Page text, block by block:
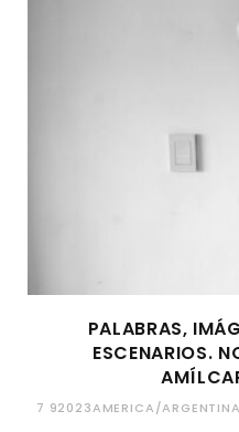
PALABRAS,
ESCENARIOS.
7 92023AMERICA/